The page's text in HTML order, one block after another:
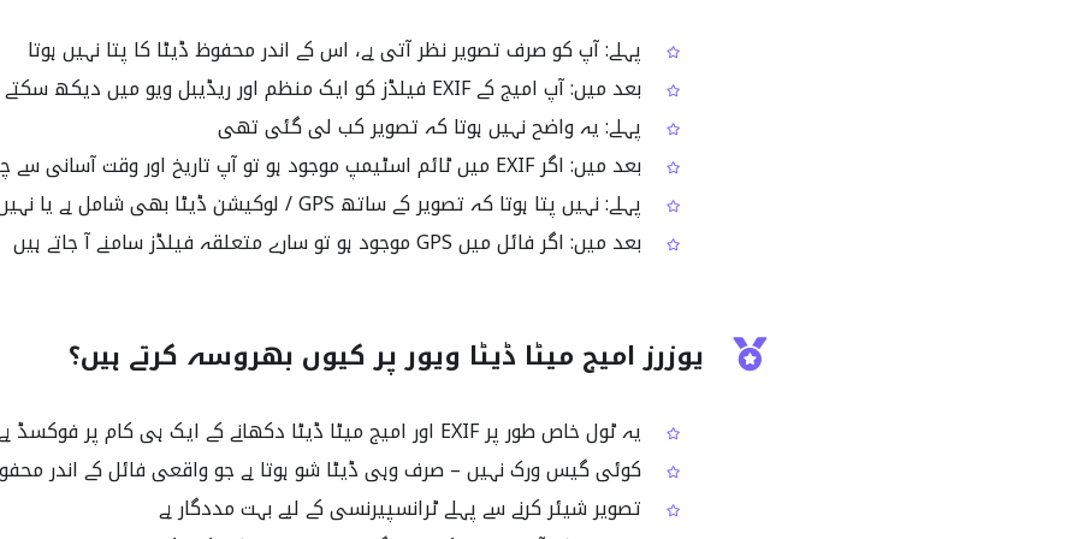
پہلے: آپ کو صرف تصویر نظر آتی ہے، اس کے اندر محفوظ ڈیٹا کا پتا نہیں ہوتا
بعد میں: آپ امیج کے EXIF فیلڈز کو ایک منظم اور ریڈیبل ویو میں دیکھ سکتے ہیں
پہلے: یہ واضح نہیں ہوتا کہ تصویر کب لی گئی تھی
بعد میں: اگر EXIF میں ٹائم اسٹیمپ موجود ہو تو آپ تاریخ اور وقت آسانی سے چیک کر لیتے ہیں
پہلے: نہیں پتا ہوتا کہ تصویر کے ساتھ GPS / لوکیشن ڈیٹا بھی شامل ہے یا نہیں
بعد میں: اگر فائل میں GPS موجود ہو تو سارے متعلقہ فیلڈز سامنے آ جاتے ہیں
یوزرز امیج میٹا ڈیٹا ویور پر کیوں بھروسہ کرتے ہیں؟
یہ ٹول خاص طور پر EXIF اور امیج میٹا ڈیٹا دکھانے کے ایک ہی کام پر فوکسڈ ہے
کوئی گیس ورک نہیں – صرف وہی ڈیٹا شو ہوتا ہے جو واقعی فائل کے اندر
تصویر شیئر کرنے سے پہلے ٹرانسپیرنسی کے لیے بہت مددگار ہے